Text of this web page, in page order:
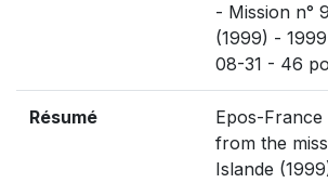
- Mission n°
(1999) -
08-31 - 46
Résumé
Epos-
from the
Islande